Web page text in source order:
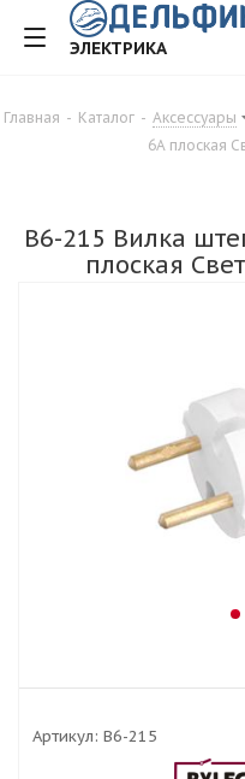
ЭЛЕКТРИКА
Главная - Каталог - Аксессуары
6А плоская
В6-215 Вилка
плоская
Артикул: В6-215